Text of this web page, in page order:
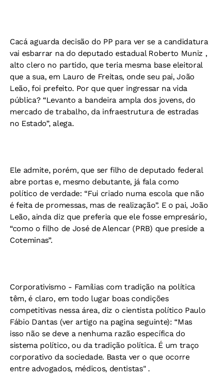
Cacá aguarda decisão do PP para ver se a candidatura
vai esbarrar na do deputado estadual Roberto Muniz ,
alto clero no partido, que teria mesma base eleitoral
que a sua, em Lauro de Freitas, onde seu pai, João
Leão, foi prefeito. Por que quer ingressar na vida
pública? “Levanto a bandeira ampla dos jovens, do
mercado de trabalho, da infraestrutura de estradas
no Estado”, alega.
Ele admite, porém, que ser filho de deputado federal
abre portas e, mesmo debutante, já fala como
político de verdade: “Fui criado numa escola que não
é feita de promessas, mas de realização”. E o pai, João
Leão, ainda diz que preferia que ele fosse empresário,
“como o filho de José de Alencar (PRB) que preside a
Coteminas”.
Corporativismo - Famílias com tradição na política
têm, é claro, em todo lugar boas condições
competitivas nessa área, diz o cientista político Paulo
Fábio Dantas (ver artigo na pagina seguinte): “Mas
isso não se deve a nenhuma razão específica do
sistema político, ou da tradição política. É um traço
corporativo da sociedade. Basta ver o que ocorre
entre advogados, médicos, dentistas" .